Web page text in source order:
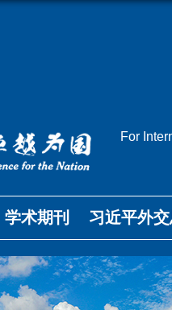
For
学术期刊 习近平外